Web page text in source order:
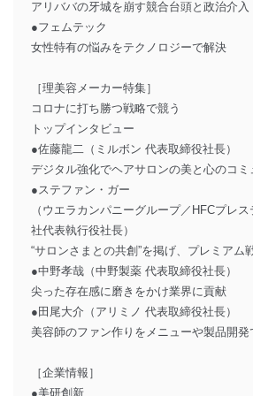
アリババの牙城を崩す競合台頭と政治介入
●フェムテック
女性特有の悩みをテクノロジーで解決
［理美容メーカー特集］
コロナに打ち勝つ戦略で競う
トップインタビュー
●佐藤龍二（ミルボン 代表取締役社長）
デジタル強化でヘアサロンの美と心のコミ
●ステファン・ガー
（ウエラカンパニーグループ／HFCプレ
社代表執行役社長）
“サロンさまとの共創”を掲げ、プレミアム
●中野孝哉（中野製薬 代表取締役社長）
尖った存在感に磨きをかけ業界に貢献
●田尾大介（アリミノ 代表取締役社長）
美容師のファン作りをメニューや製品開発
［企業情報］
●美研創新